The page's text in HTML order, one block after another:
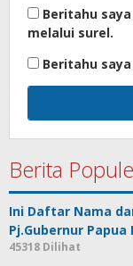
Beritahu
melalui surel.
Beritahu
Berita
Ini Daftar Nama
Pj.Gubernur Papua
45318 Dilihat